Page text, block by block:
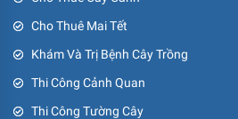
Cho Thuê Mai Tết
Khám Và Trị Bệnh Cây Trồng
Thi Công Cảnh Quan
Thi Công Tường Cây